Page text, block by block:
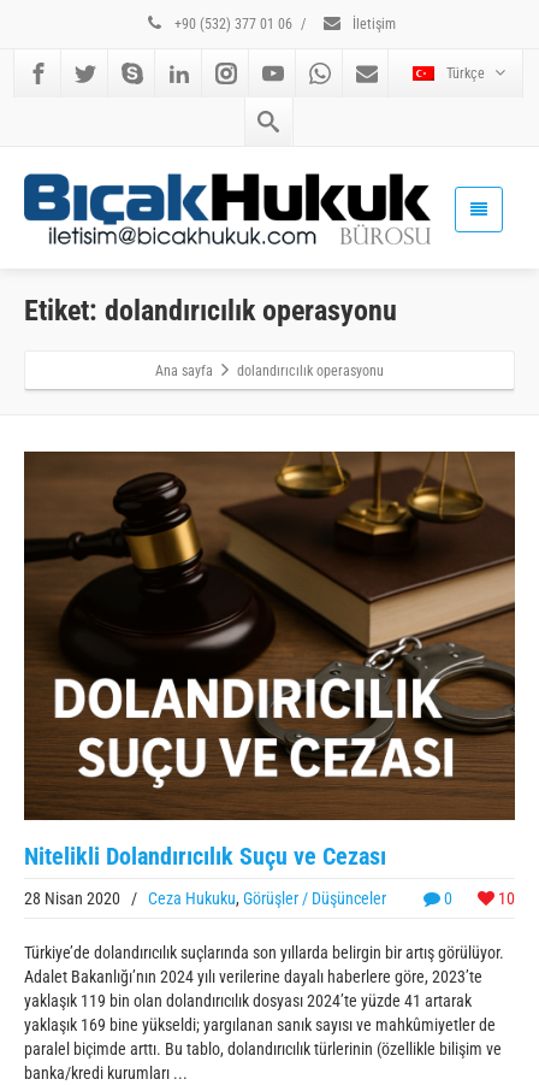
+90 (532) 377 01 06 / İletişim
Türkçe
Etiket: dolandırıcılık operasyonu
Ana sayfa dolandırıcılık operasyonu
Nitelikli Dolandırıcılık Suçu ve Cezası
0 10
28 Nisan 2020 / Ceza Hukuku, Görüşler / Düşünceler
Türkiye’de dolandırıcılık suçlarında son yıllarda belirgin bir artış görülüyor.
Adalet Bakanlığı’nın 2024 yılı verilerine dayalı haberlere göre, 2023’te
yaklaşık 119 bin olan dolandırıcılık dosyası 2024’te yüzde 41 artarak
yaklaşık 169 bine yükseldi; yargılanan sanık sayısı ve mahkûmiyetler de
paralel biçimde arttı. Bu tablo, dolandırıcılık türlerinin (özellikle bilişim ve
banka/kredi kurumları ...